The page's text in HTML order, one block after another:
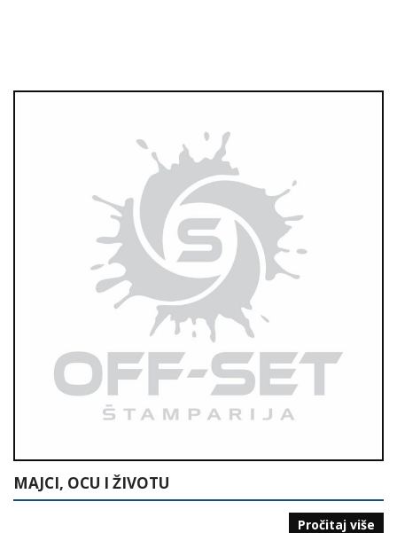
MAJCI, OCU I ŽIVOTU
Pročitaj više